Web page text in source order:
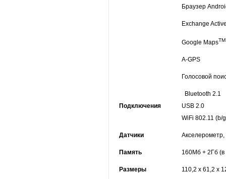
Браузер
Exchange
Google Maps
A-GPS
Голосовой
Подключения
Bluetooth 2.1
USB 2.0
WiFi 802.11 (b/
Датчики
Память 160Mб + 2Гб
Размеры 110,2 x 61,2 x